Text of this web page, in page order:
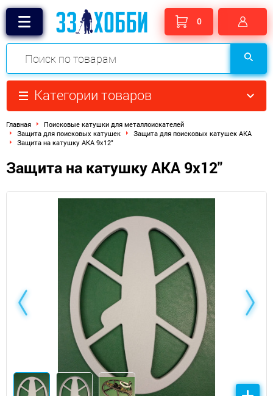
0
Категории товаров
Главная
Поисковые катушки для металлоискателей
Защита для поисковых катушек
Защита для поисковых катушек AKA
Защита на катушку АКА 9х12"
Защита на катушку АКА 9х12"